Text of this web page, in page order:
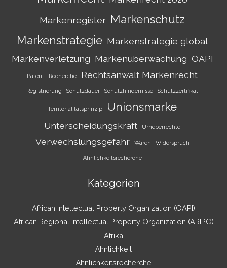
Markenregister Markenschutz
Markenstrategie Markenstrategie global
Markenverletzung Markenüberwachung OAPI
Patent Recherche Rechtsanwalt Markenrecht
Registrierung Schutzdauer Schutzhindernisse Schutzzertifikat
Territorialitätsprinzip Unionsmarke
Unterscheidungskraft Urheberrechte
Verwechslungsgefahr Waren Widerspruch
Ähnlichkeitsrecherche
Kategorien
African Intellectual Property Organization (OAPI)
African Regional Intellectual Property Organization (ARIPO)
Afrika
Ähnlichkeit
Ähnlichkeitsrecherche